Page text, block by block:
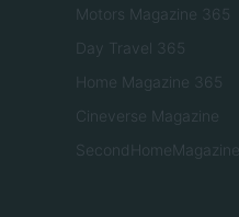
Motors Magazine 365
Day Travel 365
Home Magazine 365
Cineverse Magazine
SecondHomeMagazine